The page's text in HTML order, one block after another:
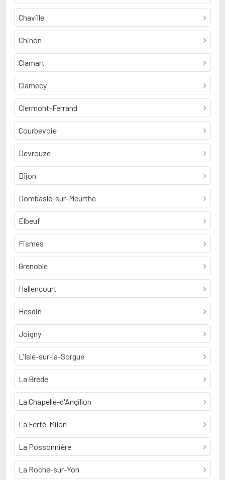
Chaville
Chinon
Clamart
Clamecy
Clermont-Ferrand
Courbevoie
Devrouze
Dijon
Dombasle-sur-Meurthe
Elbeuf
Fismes
Grenoble
Hallencourt
Hesdin
Joigny
L'Isle-sur-la-Sorgue
La Brède
La Chapelle-d'Angillon
La Ferté-Milon
La Possonnière
La Roche-sur-Yon